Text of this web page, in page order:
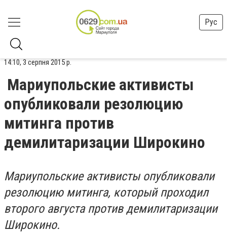
Рус
14:10, 3 серпня 2015 р.
Мариупольские активисты
опубликовали резолюцию
митинга против
демилитаризации Широкино
Мариупольские активисты опубликовали
резолюцию митинга, который проходил
второго августа против демилитаризации
Широкино.